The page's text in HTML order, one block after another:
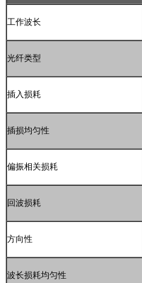
工作波长
光纤类型
插入损耗
插损均匀性
偏振相关损耗
回波损耗
方向性
波长损耗均匀性